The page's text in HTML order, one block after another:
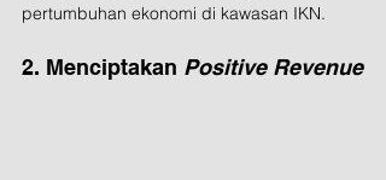
pertumbuhan ekonomi di kawasan IKN.
2. Menciptakan Positive Revenue